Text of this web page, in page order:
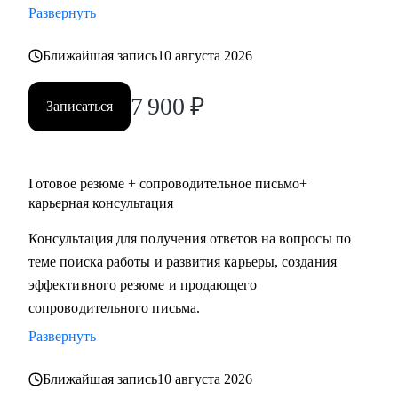
инвалидностью с 2019 г, в том числе в сфере HR
Меня рекомендуют коллегам и знакомым.
С чем помогу:
• С подготовкой сильного "продающего" резюме и
приглашения на собеседования
• Проконсультирую по каналам поиска работы, также как
• Подготовлю к собеседованиям, помогу с ответами на
разные карьерные вопросы (подготовлю к сложным
вопросам от HR и нанимающих менеджеров)
Кому могу помочь:
разработчики), backend, (серверные программисты,
Развернуть
Ближайшая запись10 августа 2026
Записаться 7 900 ₽
Готовое резюме + сопроводительное письмо+
карьерная консультация
Консультация для получения ответов на вопросы по
теме поиска работы и развития карьеры, создания
эффективного резюме и продающего
сопроводительного письма.
Развернуть
Ближайшая запись10 августа 2026